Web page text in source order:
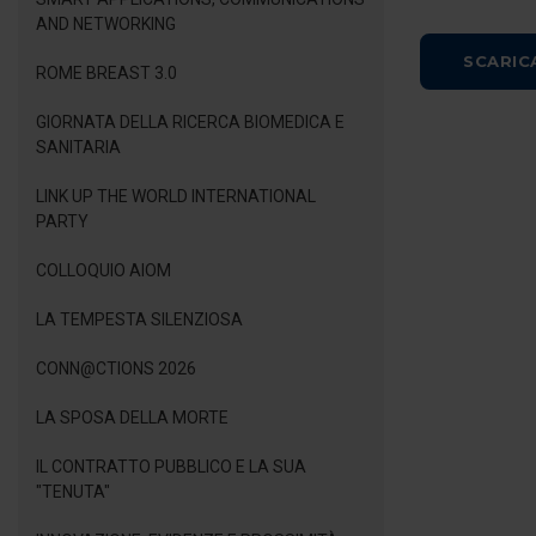
AND NETWORKING
ROME BREAST 3.0
GIORNATA DELLA RICERCA BIOMEDICA E
SANITARIA
LINK UP THE WORLD INTERNATIONAL
PARTY
COLLOQUIO AIOM
LA TEMPESTA SILENZIOSA
CONN@CTIONS 2026
LA SPOSA DELLA MORTE
IL CONTRATTO PUBBLICO E LA SUA
"TENUTA"